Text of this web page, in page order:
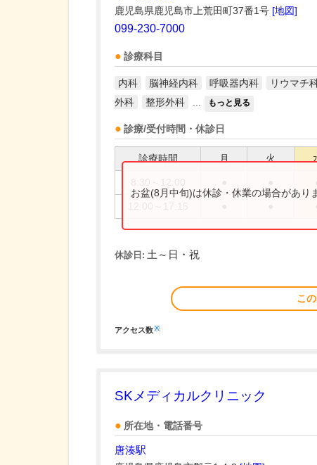
鹿児島県鹿児島市上荒田町37番1号 [地図]
099-230-7000
診療科目
内科 脳神経内科 呼吸器内科 リウマチ
外科
整形外科 もっと見る
診療/受付時間・休診日
診療時間 月 火
お盆(8月中旬)は休診・休業の場合があり
休診日: 土～日・祝
こ
アクセス数※
SKメディカルクリニック
所在地・電話番号
唐湊駅